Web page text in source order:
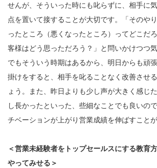
せんが、そういった時にも叱らずに、相手に
点を置いて接することが大切です。「そのや
ったところ（悪くなったところ）ってどこだ
客様はどう思っただろう？」と問いかけつつ
でもそういう時期はあるから、明日からも頑
掛けをすると、相手を叱ることなく改善させ
ょう。また、昨日よりも少し声が大きく感じ
し長かったといった、些細なことでも良いの
チベーションが上がり営業成績を伸ばすことが
＜営業未経験者をトップセールスにする教育
やってみせる＞